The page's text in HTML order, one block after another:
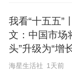
我看“十五五”
文：中国市场
头”升级为“增
海星生活社 1天前